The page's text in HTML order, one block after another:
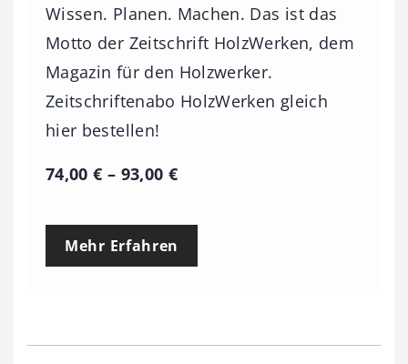
Wissen. Planen. Machen. Das ist das
Motto der Zeitschrift HolzWerken, dem
Magazin für den Holzwerker.
Zeitschriftenabo HolzWerken gleich
hier bestellen!
74,00€ – 93,00 €P
e
p
Mehr Erfahren